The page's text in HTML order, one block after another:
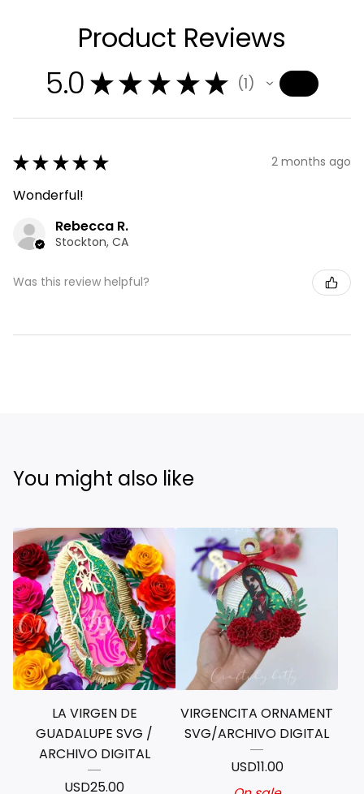
Product Reviews
5.0 ★ ★ ★ ★ ★ 1
★ ★ ★ ★ ★ 2 months ago
Wonderful!
Rebecca R.
Stockton, CA
Was this review helpful?
You might also like
LA VIRGEN DE
GUADALUPE SVG /
ARCHIVO DIGITAL
USD25.00
VIRGENCITA ORNAMENT
SVG/ARCHIVO DIGITAL
USD11.00